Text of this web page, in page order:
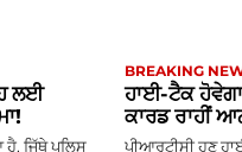
ਲਈ
ਜਿੱਥੇ ਪੁਲਿਸ
BREAKING
ਹਾਈ-ਟੈਕ
ਕਾਰਡ ਰਾਹੀਂ
ਪੀਆਰਟੀਸੀ ਹੁਣ